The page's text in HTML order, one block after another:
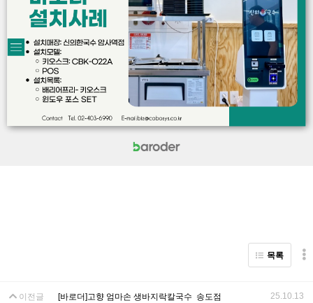
목록
이전글 [바로더]고향 엄마손 생바지락칼국수 송도점 25.10.13